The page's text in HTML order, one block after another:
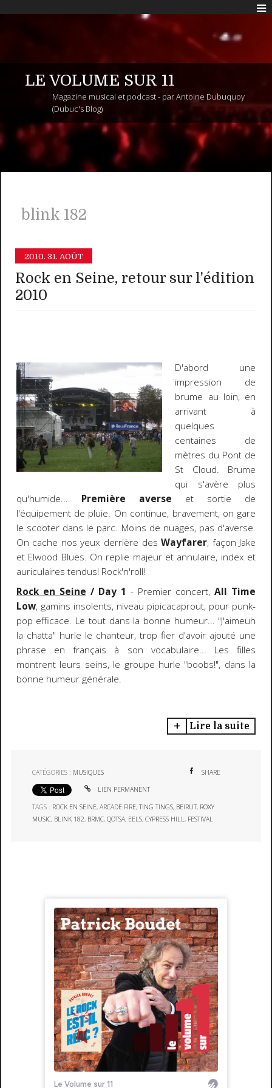
LE VOLUME SUR 11
Magazine musical et podcast - par Antoine Dubuquoy
(Dubuc's Blog)
blink 182
2010. 31. AOÛT
Rock en Seine, retour sur l'édition
2010
D'abord une
impression de
brume au loin, en
arrivant à
quelques
centaines de
mètres du Pont de
St Cloud. Brume
qui s'avère plus
qu'humide... Première averse et sortie de
l'équipement de pluie. On continue, bravement, on gare
le scooter dans le parc. Moins de nuages, pas d'averse.
On cache nos yeux derrière desWayfarer, façon Jake
et Elwood Blues. On replie majeur et annulaire, index et
auriculaires tendus! Rock'n'roll!
Rock en Seine / Day 1 - Premier concert,All Time
Low, gamins insolents, niveau pipicacaprout, pour punk-
pop efficace. Le tout dans la bonne humeur... "J'aimeuh
la chatta" hurle le chanteur, trop fier d'avoir ajouté une
phrase en français à son vocabulaire... Les filles
montrent leurs seins, le groupe hurle "boobs!", dans la
bonne humeur générale.
Lire la suite
CATÉGORIES : MUSIQUES SHARE
LIEN PERMANENT
TAGS : ROCK EN SEINE,ARCADE FIRE,TING TINGS, BEIRUT, ROXY
MUSIC, BLINK 182, BRMC,QOTSA, EELS,CYPRESS HILL, FESTIVAL